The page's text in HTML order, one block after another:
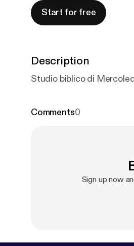
Start for free
Description
Studio biblico di
Comments0
Sign up now